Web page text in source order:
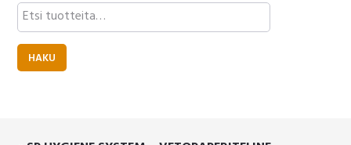
Etsi:
HAKU